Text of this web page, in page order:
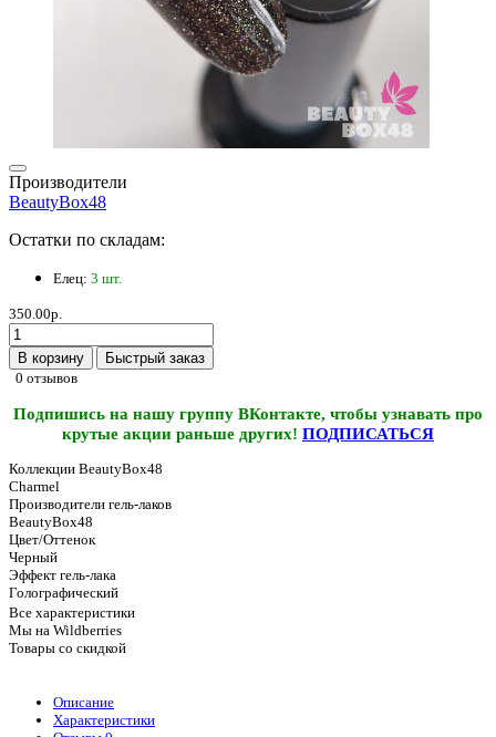
Производители
BeautyBox48
Остатки по складам:
Елец: 3 шт.
350.00р.
В корзину
Быстрый заказ
0 отзывов
Подпишись на нашу группу ВКонтакте, чтобы узнавать про
крутые акции раньше других! ПОДПИСАТЬСЯ
Коллекции BeautyBox48
Charmel
Производители гель-лаков
BeautyBox48
Цвет/Оттенок
Черный
Эффект гель-лака
Голографический
Все характеристики
Мы на Wildberries
Товары со скидкой
Описание
Характеристики